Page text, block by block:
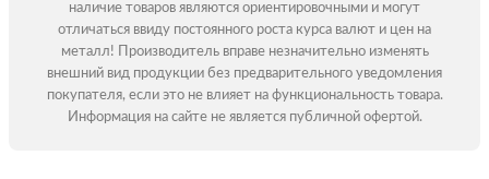
наличие товаров являются ориентировочными и могут
отличаться ввиду постоянного роста курса валют и цен на
металл! Производитель вправе незначительно изменять
внешний вид продукции без предварительного уведомления
покупателя, если это не влияет на функциональность товара.
Информация на сайте не является публичной офертой.